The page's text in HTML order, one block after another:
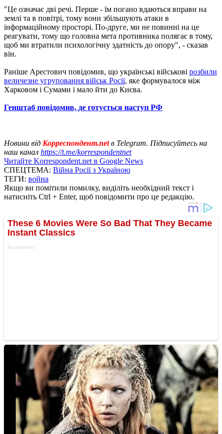
"Це означає дві речі. Перше - їм погано вдаються вправи на
землі та в повітрі, тому вони збільшують атаки в
інформаційному просторі. По-друге, ми не повинні на це
реагувати, тому що головна мета противника полягає в тому,
щоб ми втратили психологічну здатність до опору", - сказав
він.
Раніше Арестович повідомив, що українські військові розбили
величезне угруповання військ Росії, яке формувалося між
Харковом і Сумами і мало йти до Києва.
Генштаб повідомив, де готується наступ РФ
Новини від Корреспондент.netв Telegram. Підписуйтесь на
наш канал https://t.me/korrespondentnet
Читайте Korrespondent.net в Google News
СПЕЦТЕМА: Війна Росії з Україною
ТЕГИ: война
Якщо ви помітили помилку, виділіть необхідний текст і
натисніть Ctrl + Enter, щоб повідомити про це редакцію.